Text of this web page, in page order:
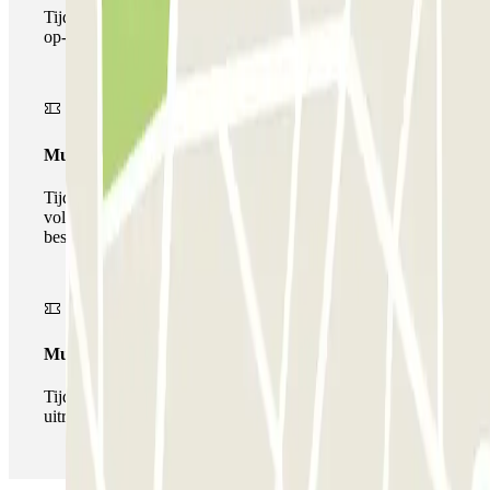
Tijdens je verblijf kun je de parkeerplaats maar één keer
op- en afrijden.
Multiparking pass
Tijdens uw verblijf kunt u gebruik maken van het
volledige netwerk van parkeergarages van deze operator,
beschikbaar bij Parclick.
Multipass
Tijdens je verblijf kun je de parkeerplaats zo vaak in- en
uitrijden als je wilt.